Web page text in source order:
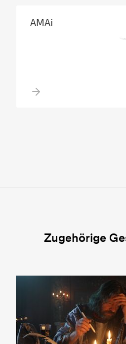
AMAi
Zugehörige